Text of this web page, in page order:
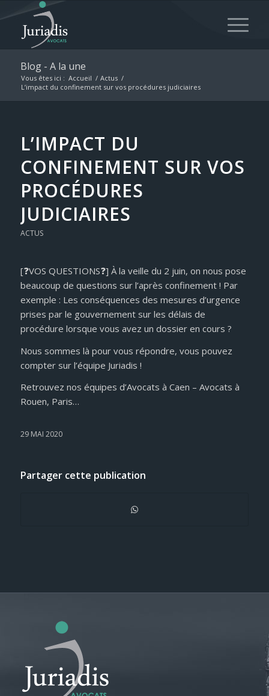
Blog - A la une
Vous êtes ici : Accueil / Actus /
L’impact du confinement sur vos procédures judiciaires
L’IMPACT DU
CONFINEMENT SUR VOS
PROCÉDURES
JUDICIAIRES
ACTUS
[❓VOS QUESTIONS❓] À la veille du 2 juin, on nous pose
beaucoup de questions sur l’après confinement ! Par
exemple : Les conséquences des mesures d’urgence
prises par le gouvernement sur les délais de
procédure lorsque vous avez un dossier en cours ?
Nous sommes là pour vous répondre, vous pouvez
compter sur l’équipe Juriadis !
Retrouvez nos équipes d’Avocats à Caen – Avocats à
Rouen, Paris…
29 MAI 2020
Partager cette publication